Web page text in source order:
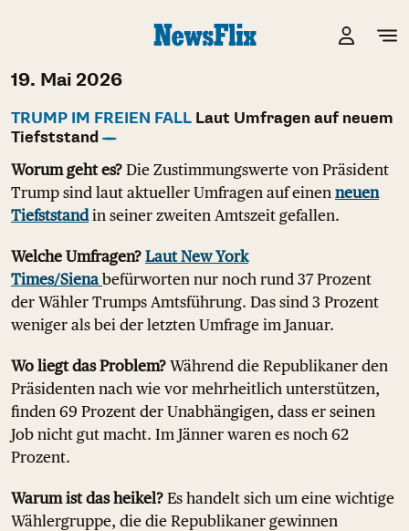
19. Mai 2026
TRUMP IM FREIEN FALL Laut Umfragen auf neuem
Tiefststand
Worum geht es? Die Zustimmungswerte von Präsident
Trump sind laut aktueller Umfragen auf einen neuen
Tiefststandin seiner zweiten Amtszeit gefallen.
Welche Umfragen? Laut New York
Times/Siena befürworten nur noch rund 37 Prozent
der Wähler Trumps Amtsführung. Das sind 3 Prozent
weniger als bei der letzten Umfrage im Januar.
Wo liegt das Problem? Während die Republikaner den
Präsidenten nach wie vor mehrheitlich unterstützen,
finden 69 Prozent der Unabhängigen, dass er seinen
Job nicht gut macht. Im Jänner waren es noch 62
Prozent.
Warum ist das heikel? Es handelt sich um eine wichtige
Wählergruppe, die die Republikaner gewinnen